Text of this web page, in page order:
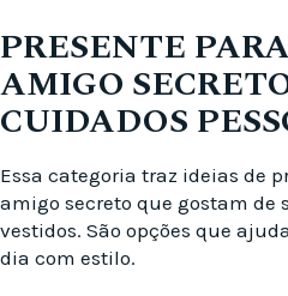
PRESENTE
AMIGO
CUIDADOS
Essa categoria traz ideias de
amigo secreto que gostam de
vestidos. São opções que
dia com estilo.